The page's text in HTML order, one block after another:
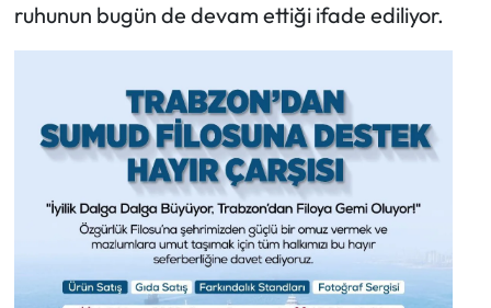
ruhunun bugün de devam ettiği ifade ediliyor.